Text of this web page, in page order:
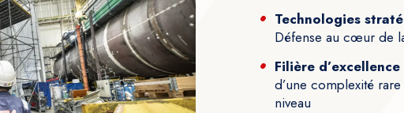
Technologies
Défense au cœur de
Filière d’excellence
d’une complexité
niveau